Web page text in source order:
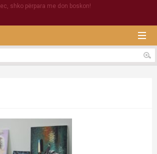
ec, shko përpara me don boskon!